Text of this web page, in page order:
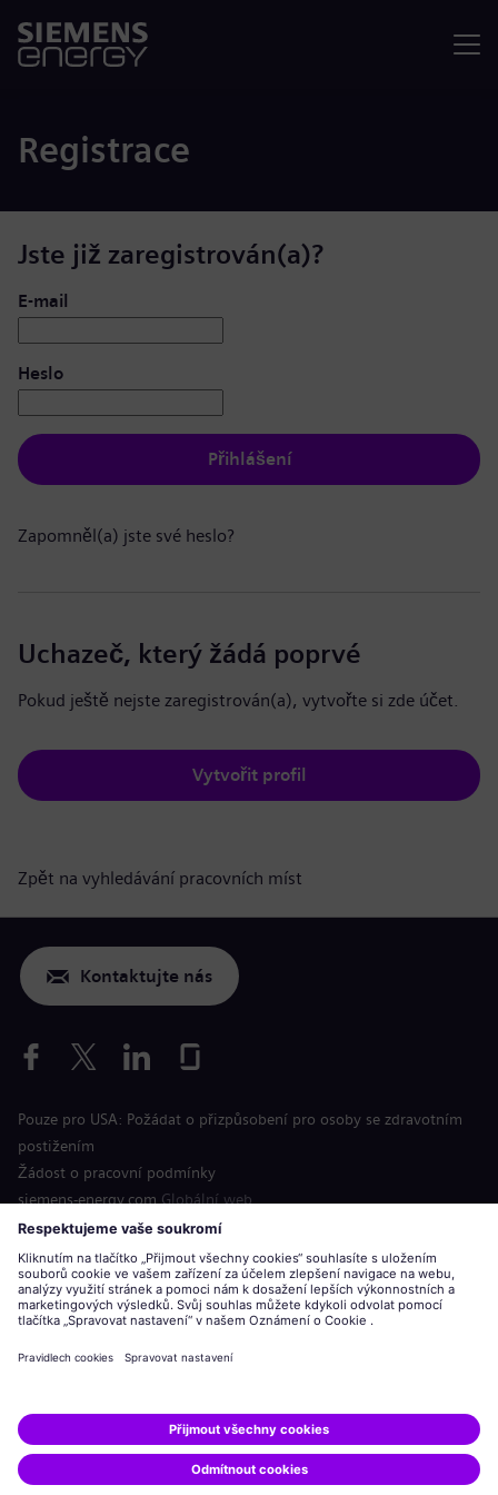
Registrace
Jste již zaregistrován(a)?
Přihlášení: uživatel a heslo
E-mail
Heslo
Přihlášení
Zapomněl(a) jste své heslo?
Uchazeč, který žádá poprvé
Pokud ještě nejste zaregistrován(a), vytvořte si zde účet.
Vytvořit profil
Zpět na vyhledávání pracovních míst
Kontaktujte nás
Pouze pro USA: Požádat o přizpůsobení pro osoby se zdravotním
postižením
Žádost o pracovní podmínky
siemens-energy.com Globální web
Informace o společnosti
Oznámení o ochraně osobních údajů
Oznámení o souborech cookie
Podmínky použití
Digitální identifikační číslo
Siemens AG.
© Siemens Energy, 2020 - 2026